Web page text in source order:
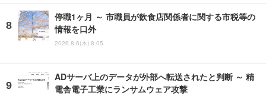
停職1ヶ月 ～ 市職員が飲食店関係者に関する市税等の
情報を口外
2026.8.6(木) 8:05
ADサーバ上のデータが外部へ転送されたと判断 ～ 精
電舎電子工業にランサムウェア攻撃